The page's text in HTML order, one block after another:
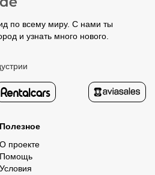
по всему миру. С нами ты
и узнать много нового.
Полезное
О проекте
Помощь
Условия